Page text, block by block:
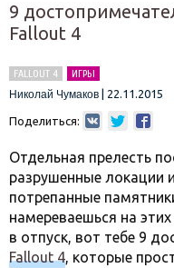
9
Fallout 4
FALLOUT 4
ИГРЫ
Николай Чумаков
22.11.2015
Поделиться:
Отдельная прелесть
разрушенные локации
потрепанные
намереваешься на
в отпуск, вот тебе 9
Fallout 4, которые